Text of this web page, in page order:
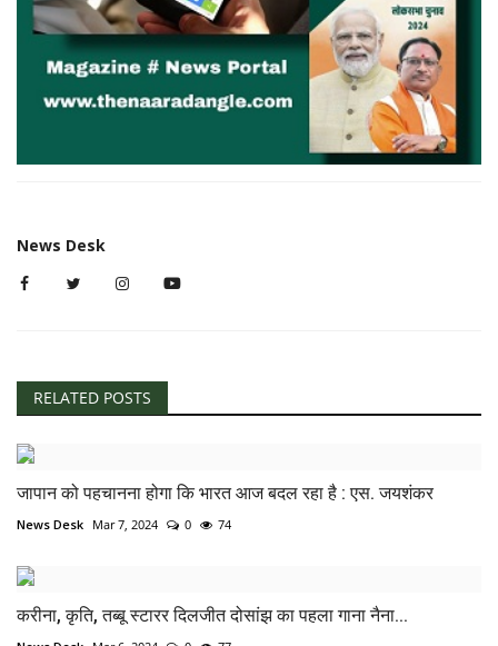
News Desk
RELATED POSTS
जापान को पहचानना होगा कि भारत आज बदल रहा है : एस. जयशंकर
News Desk Mar 7, 2024 0 74
करीना, कृति, तब्बू स्टारर दिलजीत दोसांझ का पहला गाना नैना...